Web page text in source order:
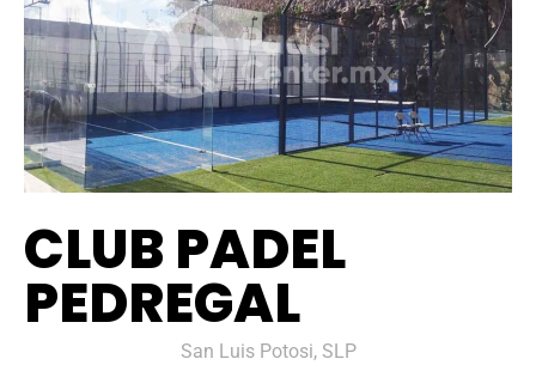
CLUB PADEL
PEDREGAL
San Luis Potosi, SLP